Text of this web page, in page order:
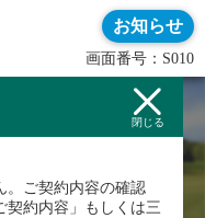
お知らせ
画面番号：S010
閉じる
。ご契約内容の確認
契約内容」もしくは三